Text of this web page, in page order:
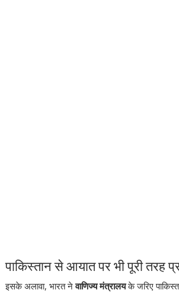
पाकिस्तान से आयात पर भी पूरी तरह
इसके अलावा, भारत नेवाणिज्य मंत्रालयके जरिए